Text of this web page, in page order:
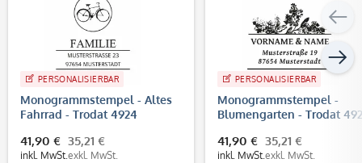
PERSONALISIERBAR
Monogrammstempel - Altes
Fahrrad - Trodat 4924
41,90 €
inkl. MwSt.
35,21 €
exkl. MwSt.
PERSONALISIERBAR
Monogrammstempel -
Blumengarten - Trodat
41,90 €
inkl. MwSt.
35,21 €
exkl. MwSt.